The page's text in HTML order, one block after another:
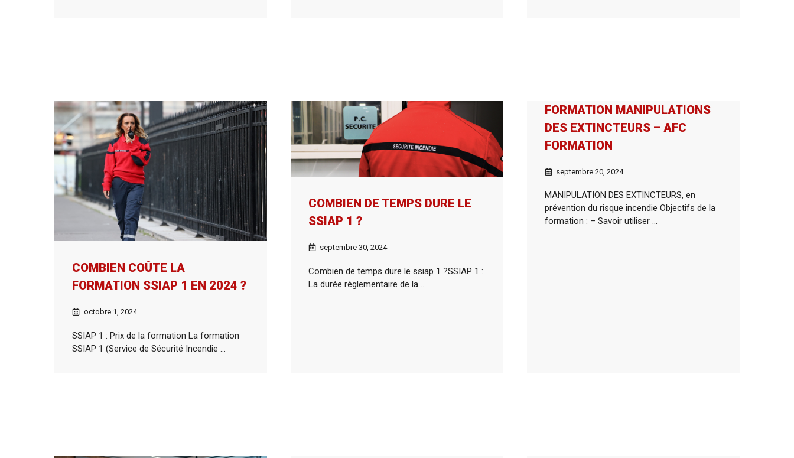
COMBIEN COÛTE LA
FORMATION SSIAP 1 EN 2024 ?
octobre 1, 2024
SSIAP 1 : Prix de la formation La formation
SSIAP 1 (Service de Sécurité Incendie ...
COMBIEN DE TEMPS DURE LE
SSIAP 1 ?
septembre 30, 2024
Combien de temps dure le ssiap 1 ?SSIAP 1 :
La durée réglementaire de la ...
FORMATION MANIPULATIONS
DES EXTINCTEURS – AFC
FORMATION
septembre 20, 2024
MANIPULATION DES EXTINCTEURS, en
prévention du risque incendie Objectifs de la
formation : – Savoir utiliser ...